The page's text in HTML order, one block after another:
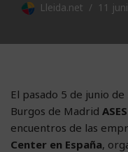
Lleida.net 11
El pasado 5 de junio
Burgos de Madrid
encuentros de las
Center en España,